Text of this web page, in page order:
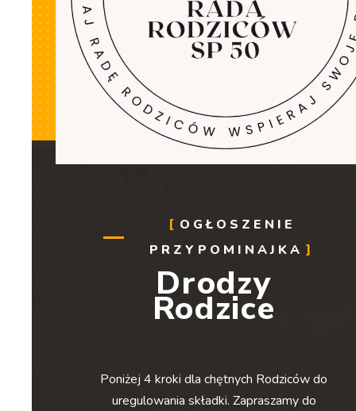
OGŁOSZENIE
PRZYPOMINAJKA
Drodzy
Rodzice
Poniżej 4 kroki dla chętnych Rodziców do
uregulowania składki. Zapraszamy do